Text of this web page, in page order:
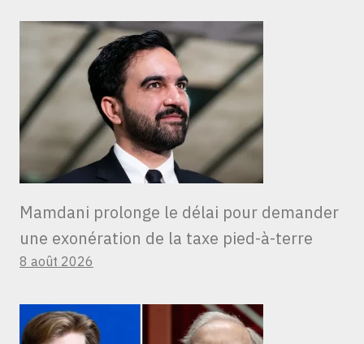
Mamdani prolonge le délai pour demander
une exonération de la taxe pied-à-terre
8 août 2026